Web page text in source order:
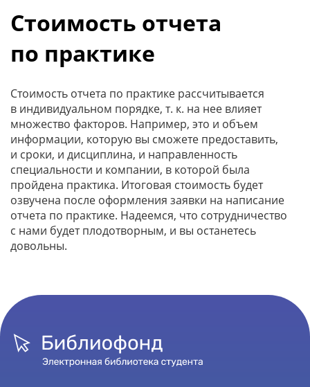
Стоимость отчета
по практике
Стоимость отчета по практике рассчитывается
в индивидуальном порядке, т. к. на нее влияет
множество факторов. Например, это и объем
информации, которую вы сможете предоставить,
и сроки, и дисциплина, и направленность
специальности и компании, в которой была
пройдена практика. Итоговая стоимость будет
озвучена после оформления заявки на написание
отчета по практике. Надеемся, что сотрудничество
с нами будет плодотворным, и вы останетесь
довольны.